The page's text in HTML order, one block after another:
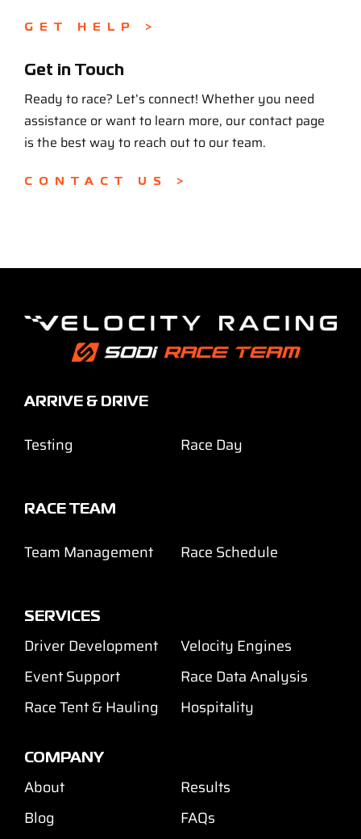
GET HELP >
Get in Touch
Ready to race? Let’s connect! Whether you need
assistance or want to learn more, our contact page
is the best way to reach out to our team.
CONTACT US >
ARRIVE & DRIVE
Testing Race Day
RACE TEAM
Team Management Race Schedule
SERVICES
Driver Development
Velocity Engines
Event Support
Race Data Analysis
Race Tent & Hauling
Hospitality
COMPANY
About
Results
Blog
FAQs